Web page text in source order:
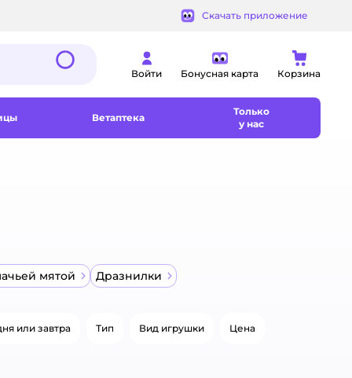
Скачать приложение
Войти Бонусная карта Корзина
Ветаптека
Только
у нас
мятой Дразнилки
или завтра Тип Вид игрушки Цена